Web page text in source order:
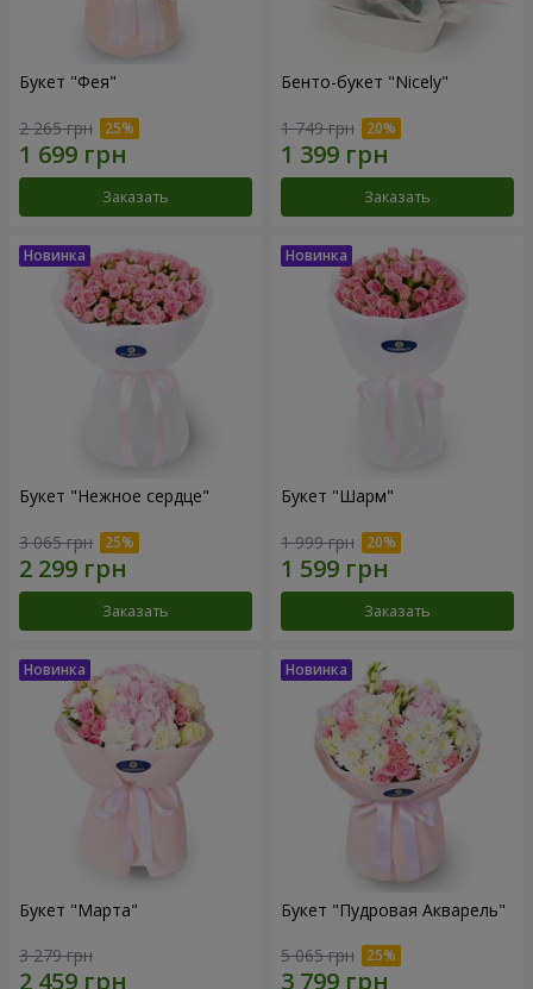
Букет "Фея"
2 265 грн
Заказать
Бенто-букет "Nicely"
1 749 грн
Заказать
Букет "Нежное сердце"
3 065 грн
Заказать
Букет "Шарм"
1 999 грн
Заказать
Букет "Марта"
3 279 грн
Букет "Пудровая Акварель"
5 065 грн